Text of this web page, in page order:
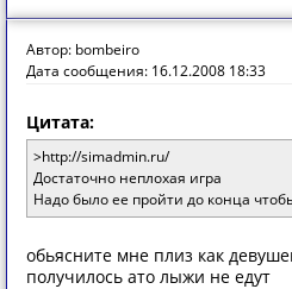
Автор: bombeiro
Дата сообщения: 16.12.2008 18:33
Цитата:
>http://simadmin.ru/
Достаточно неплохая игра
Надо было ее пройти до конца
обьясните мне плиз как
получилось ато лыжи не едут